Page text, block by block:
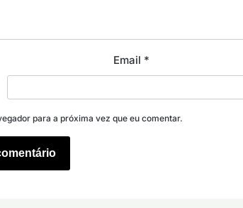
Email *
para a próxima vez que eu comentar.